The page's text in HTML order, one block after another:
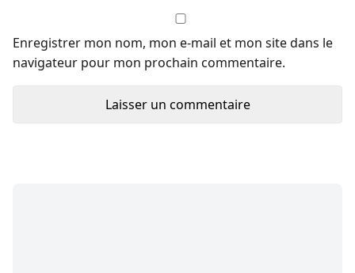
Enregistrer mon nom, mon e-mail et mon site dans le
navigateur pour mon prochain commentaire.